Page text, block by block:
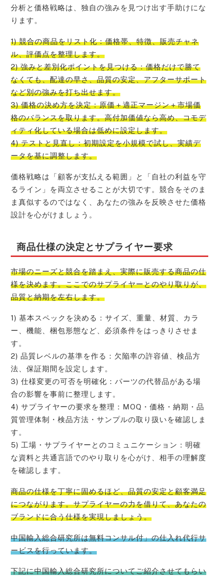
分析と価格戦略は、独自の強みを見つけ出す手助けにな
ります。
1) 競合の商品をリスト化：価格帯、特徴、販売チャネ
ル、評価点を整理します。
2) 強みと差別化ポイントを見つける：価格だけで勝て
なくても、配達の早さ、品質の安定、アフターサポート
など別の強みを打ち出せます。
3) 価格の決め方を決定：原価＋適正マージン＋市場価
格のバランスを取ります。高付加価値なら高め、コモデ
ィティ化している場合は低めに設定します。
4) テストと見直し：初期設定を小規模で試し、実績デ
ータを基に調整します。
価格戦略は「顧客が支払える範囲」と「自社の利益を守
るライン」を両立させることが大切です。競合をそのま
ま真似するのではなく、あなたの強みを反映させた価格
設計を心がけましょう。
商品仕様の決定とサプライヤー要求
市場のニーズと競合を踏まえ、実際に販売する商品の仕
様を決めます。ここでのサプライヤーとのやり取りが、
品質と納期を左右します。
1) 基本スペックを決める：サイズ、重量、材質、カラ
ー、機能、梱包形態など、必須条件をはっきりさせま
す。
2) 品質レベルの基準を作る：欠陥率の許容値、検品方
法、保証期間を設定します。
3) 仕様変更の可否を明確化：パーツの代替品がある場
合の影響を事前に整理します。
4) サプライヤーの要求を整理：MOQ・価格・納期・品
質管理体制・検品方法・サンプルの取り扱いを確認しま
す。
5) 工場・サプライヤーとのコミュニケーション：明確
な資料と共通言語でのやり取りを心がけ、相手の理解度
を確認します。
商品の仕様を丁寧に固めるほど、品質の安定と顧客満足
につながります。サプライヤーの力を借りて、あなたの
ブランドに合う仕様を実現しましょう。
中国輸入総合研究所は無料コンサル付」の仕入れ代行サ
ービスを行っています。
下記に中国輸入総合研究所についてご紹介させてもらい